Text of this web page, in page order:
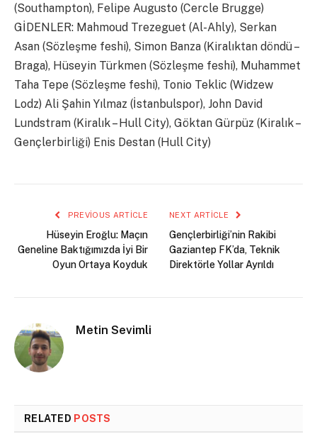
(Southampton), Felipe Augusto (Cercle Brugge)
GİDENLER: Mahmoud Trezeguet (Al-Ahly), Serkan
Asan (Sözleşme feshi), Simon Banza (Kiralıktan döndü –
Braga), Hüseyin Türkmen (Sözleşme feshi), Muhammet
Taha Tepe (Sözleşme feshi), Tonio Teklic (Widzew
Lodz) Ali Şahin Yılmaz (İstanbulspor), John David
Lundstram (Kiralık – Hull City), Göktan Gürpüz (Kiralık –
Gençlerbirliği) Enis Destan (Hull City)
PREVIOUS ARTICLE
Hüseyin Eroğlu: Maçın
Geneline Baktığımızda İyi Bir
Oyun Ortaya Koyduk
NEXT ARTICLE
Gençlerbirliği’nin Rakibi
Gaziantep FK’da, Teknik
Direktörle Yollar Ayrıldı
Metin Sevimli
RELATED POSTS